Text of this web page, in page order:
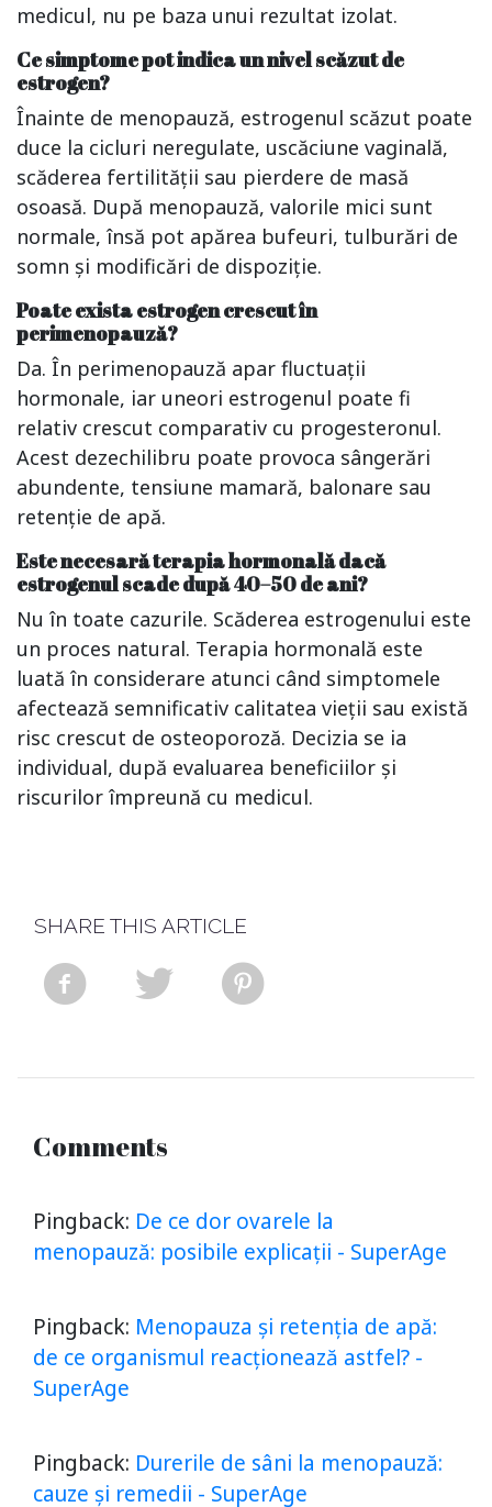
medicul, nu pe baza unui rezultat izolat.
Ce simptome pot indica un nivel scăzut de
estrogen?
Înainte de menopauză, estrogenul scăzut poate
duce la cicluri neregulate, uscăciune vaginală,
scăderea fertilității sau pierdere de masă
osoasă. După menopauză, valorile mici sunt
normale, însă pot apărea bufeuri, tulburări de
somn și modificări de dispoziție.
Poate exista estrogen crescut în
perimenopauză?
Da. În perimenopauză apar fluctuații
hormonale, iar uneori estrogenul poate fi
relativ crescut comparativ cu progesteronul.
Acest dezechilibru poate provoca sângerări
abundente, tensiune mamară, balonare sau
retenție de apă.
Este necesară terapia hormonală dacă
estrogenul scade după 40–50 de ani?
Nu în toate cazurile. Scăderea estrogenului este
un proces natural. Terapia hormonală este
luată în considerare atunci când simptomele
afectează semnificativ calitatea vieții sau există
risc crescut de osteoporoză. Decizia se ia
individual, după evaluarea beneficiilor și
riscurilor împreună cu medicul.
SHARE THIS ARTICLE
Comments
Pingback: De ce dor ovarele la
menopauză: posibile explicații - SuperAge
Pingback: Menopauza și retenția de apă:
de ce organismul reacționează astfel? -
SuperAge
Pingback: Durerile de sâni la menopauză:
cauze și remedii - SuperAge